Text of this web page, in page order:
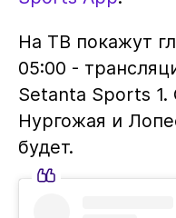
На ТВ покажут
05:00 -
Setanta Sports
Нургожая и
будет.